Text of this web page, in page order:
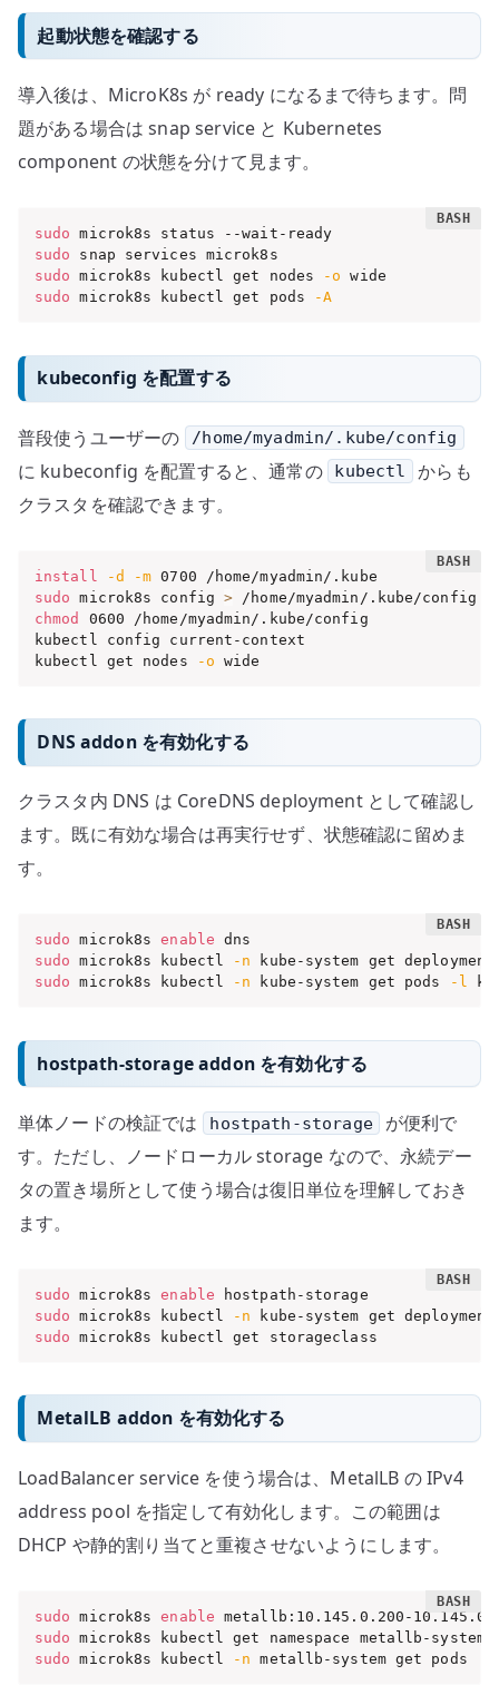
起動状態を確認する
導入後は、MicroK8s が ready になるまで待ちます。問
題がある場合は snap service と Kubernetes
component の状態を分けて見ます。
sudo
sudo
sudo microk8s kubectl get nodes -o
sudo microk8s kubectl get pods -A
kubeconfig を配置する
普段使うユーザーの /home/myadmin/.kube/config
に kubeconfig を配置すると、通常の kubectl
からも
クラスタを確認できます。
install -d -m
sudo microk8s config >
chmod
0600 /home/myadmin/.kube/config
kubectl config current-context
kubectl get nodes
-o wide
DNS addon を有効化する
クラスタ内 DNS は CoreDNS deployment として確認し
ます。既に有効な場合は再実行せず、状態確認に留めま
す。
sudo microk8s enable
sudo microk8s kubectl
-n
sudo microk8s kubectl -n kube-system get pods -l
hostpath-storage addon を有効化する
単体ノードの検証では hostpath-storage
が便利で
す。ただし、ノードローカル storage なので、永続デー
タの置き場所として使う場合は復旧単位を理解しておき
ます。
sudo microk8s enable
sudo microk8s kubectl
-n
sudo microk8s kubectl get storageclass
MetalLB addon を有効化する
LoadBalancer service を使う場合は、MetalLB の IPv4
address pool を指定して有効化します。この範囲は
DHCP や静的割り当てと重複させないようにします。
sudo microk8s enable
sudo
sudo microk8s kubectl -n metallb-system get pods